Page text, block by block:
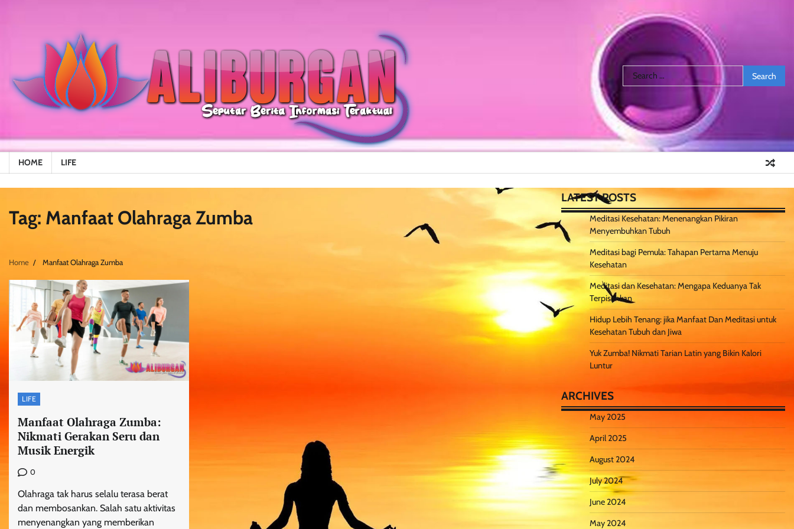
Search
for:
HOME LIFE
Tag: Manfaat Olahraga Zumba
Home Manfaat Olahraga Zumba
LIFE
Manfaat Olahraga Zumba:
Nikmati Gerakan Seru dan
Musik Energik
0
Olahraga tak harus selalu terasa berat
dan membosankan. Salah satu aktivitas
menyenangkan yang memberikan
LATEST POSTS
Meditasi Kesehatan: Menenangkan Pikiran
Menyembuhkan Tubuh
Meditasi bagi Pemula: Tahapan Pertama Menuju
Kesehatan
Meditasi dan Kesehatan: Mengapa Keduanya Tak
Terpisahkan
Hidup Lebih Tenang: jika Manfaat Dan Meditasi untuk
Kesehatan Tubuh dan Jiwa
Yuk Zumba! Nikmati Tarian Latin yang Bikin Kalori
Luntur
ARCHIVES
May 2025
April 2025
August 2024
July 2024
June 2024
May 2024